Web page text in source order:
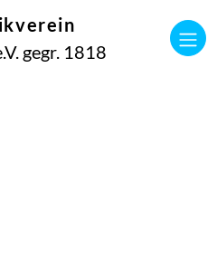
gegr. 1818